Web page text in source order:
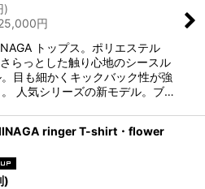
絞り込む
)
円
トップス。ポリエステル
らっとした触り心地のシースル
目も細かくキックバック性が強
人気シリーズの新モデル。ブ…
ringer T-shirt・flower
)